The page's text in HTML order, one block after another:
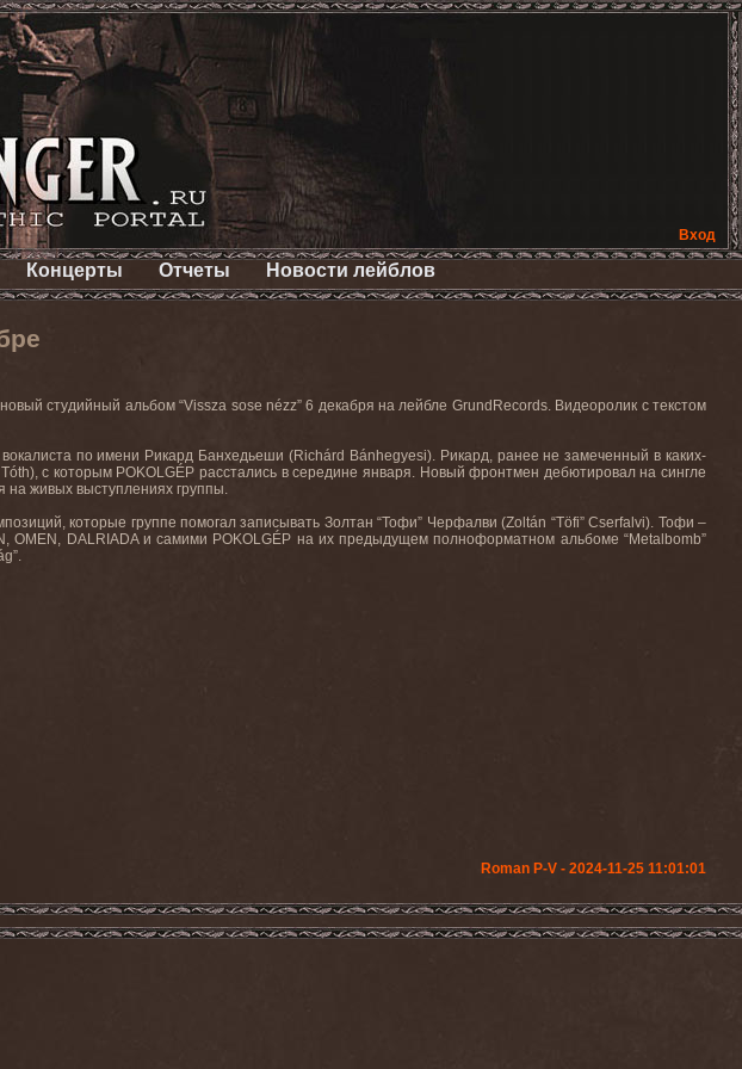
Вход
Концерты Отчеты Новости лейблов
студийный альбом “Vissza sose nézz” 6 декабря на лейбле GrundRecords. Видеоролик с текстом
вокалиста по имени Рикард Банхедьеши (Richárd Bánhegyesi). Рикард, ранее не замеченный в каких-
с которым POKOLGÉP расстались в середине января. Новый фронтмен дебютировал на сингле
на живых выступлениях группы.
которые группе помогал записывать Золтан “Тофи” Черфалви (Zoltán “Töfi” Cserfalvi). Тофи –
OMEN, DALRIADA и самими POKOLGÉP на их предыдущем полноформатном альбоме “Metalbomb”
Roman P-V - 2024-11-25 11:01:01